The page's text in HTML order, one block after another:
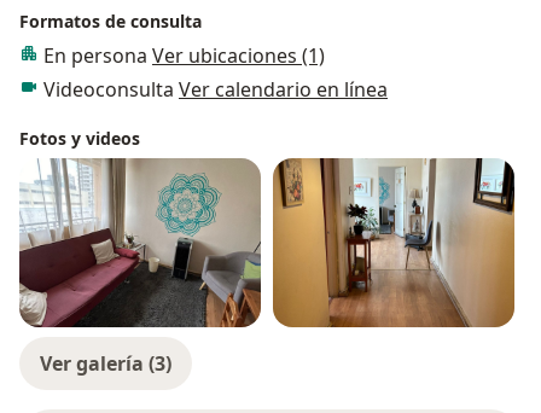
Formatos de consulta
En persona Ver ubicaciones (1)
Videoconsulta Ver calendario en línea
Fotos y videos
Ver galería (3)